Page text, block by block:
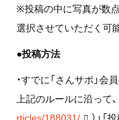
※投稿の中に写真が数
選択させていただく可
●投稿方法
・すでに「さんサポ」会
上記のルールに沿って、
rticles/188031/
）」「